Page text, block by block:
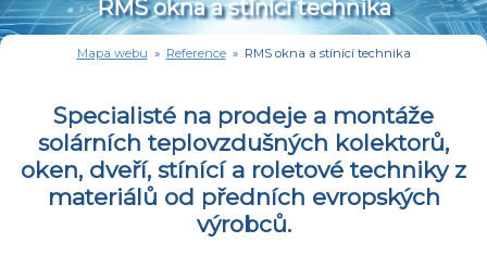
RMS okna a stínící technika
Mapa webu » Reference» RMS okna a stínící technika
Specialisté na prodeje a montáže
solárních teplovzdušných kolektorů,
oken, dveří, stínící a roletové techniky z
materiálů od předních evropských
výrobců.